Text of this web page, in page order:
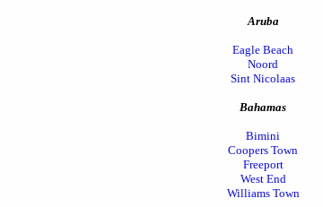
Aruba
Eagle Beach
Noord
Sint Nicolaas
Bahamas
Bimini
Coopers Town
Freeport
West End
Williams Town